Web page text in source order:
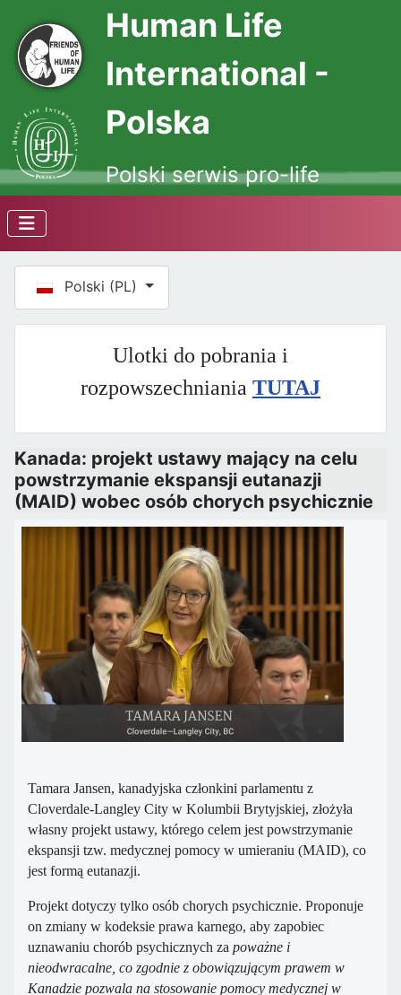
Human Life
International -
Polska
Polski serwis pro-life
Wybierz swój język
Polski (PL)
Ulotki do pobrania i
rozpowszechniania TUTAJ
Kanada: projekt ustawy mający na celu
powstrzymanie ekspansji eutanazji
(MAID) wobec osób chorych psychicznie
Tamara Jansen, kanadyjska członkini parlamentu z
Cloverdale-Langley City w Kolumbii Brytyjskiej, złożyła
własny projekt ustawy, którego celem jest powstrzymanie
ekspansji tzw. medycznej pomocy w umieraniu (MAID), co
jest formą eutanazji.
Projekt dotyczy tylko osób chorych psychicznie. Proponuje
on zmiany w kodeksie prawa karnego, aby zapobiec
uznawaniu chorób psychicznych za poważne i
nieodwracalne, co zgodnie z obowiązującym prawem w
Kanadzie pozwala na stosowanie pomocy medycznej w